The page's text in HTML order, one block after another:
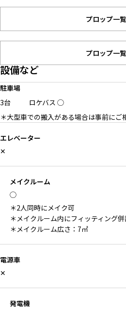
プロップ一
プロップ一
設備など
駐車場
3台
ロケバス ◯
＊大型車での搬入がある場合は事前にご
エレベーター
✕
メイクルーム
◯
＊2人同時にメイク可
＊メイクルーム内にフィッティング
＊メイクルーム広さ：7㎡
電源車
✕
発電機